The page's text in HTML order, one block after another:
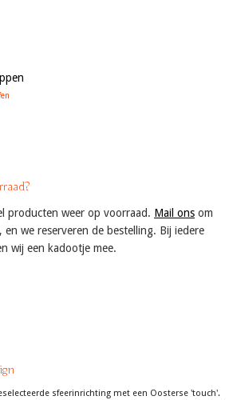
producten weer op voorraad. Mail ons om
we reserveren de bestelling. Bij iedere
wij een kadootje mee.
sfeerinrichting met een Oosterse 'touch'.